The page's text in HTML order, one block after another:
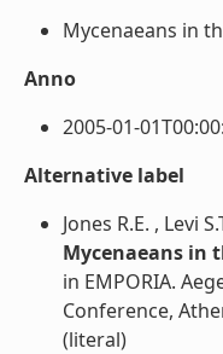
Mycenaeans in
Anno
2005-01-
Alternative label
Jones R.E. , Levi
Mycenaeans in
in EMPORIA.
Conference,
(literal)